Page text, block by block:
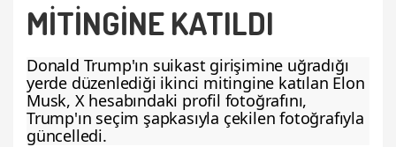
MİTİNGİNE KATILDI
Donald Trump'ın suikast girişimine uğradığı
yerde düzenlediği ikinci mitingine katılan Elon
Musk, X hesabındaki profil fotoğrafını,
Trump'ın seçim şapkasıyla çekilen fotoğrafıyla
güncelledi.